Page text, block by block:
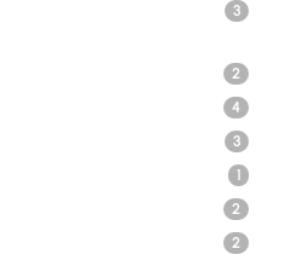
3
2
4
3
1
2
2